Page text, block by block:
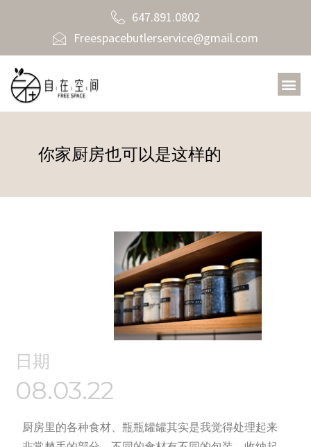
647.891.0802
Freespacebutlerservice@gmail.com
你家厨房也可以是这样的
日期
08.03.22
厨房里的各种食材、瓶瓶罐罐其实是我觉得处理起来